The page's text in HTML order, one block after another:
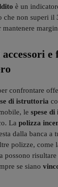
è un
che non superi il
e
confrontare
di istruttoria
le spese di
La polizza
dalla banca a
polizze, come
possono
se siano